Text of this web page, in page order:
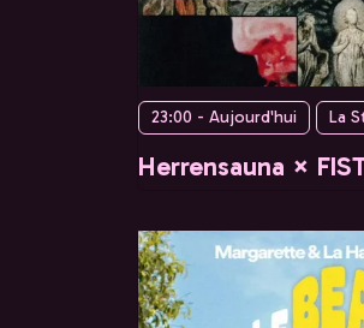
23:00 - Aujourd'hui La
Herrensauna ×